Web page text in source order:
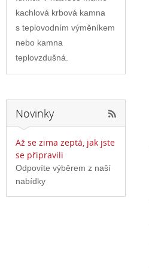
kachlová krbová kamna
s teplovodním výměníkem
nebo kamna
teplovzdušná.
Novinky
Až se zima zeptá, jak jste
se připravili
Odpovíte výběrem z naší
nabídky